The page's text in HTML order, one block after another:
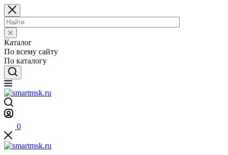
Каталог
По всему сайту
По каталогу
0